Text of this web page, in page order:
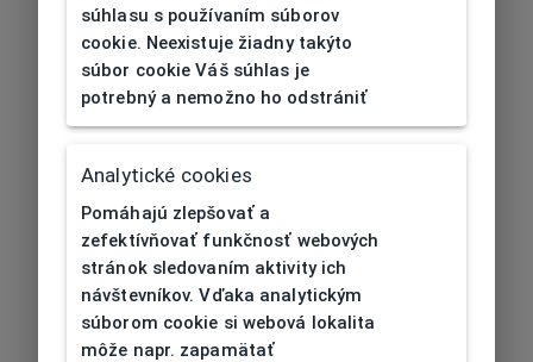
404| Nenájdené
súhlasu s používaním súborov
cookie. Neexistuje žiadny takýto
súbor cookie Váš súhlas je
potrebný a nemožno ho odstrániť
Analytické cookies
Pomáhajú zlepšovať a
zefektívňovať funkčnosť webových
stránok sledovaním aktivity ich
návštevníkov. Vďaka analytickým
súborom cookie si webová lokalita
môže napr. zapamätať